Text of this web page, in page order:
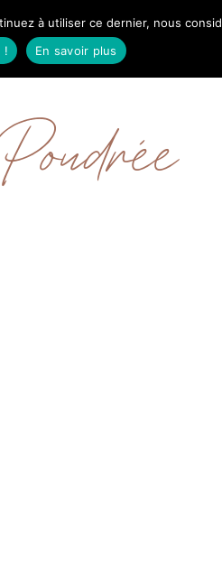
VOYAGES
à utiliser ce dernier, nous
!
En savoir plus